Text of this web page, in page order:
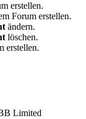
erstellen.
Forum erstellen.
ändern.
löschen.
erstellen.
Limited